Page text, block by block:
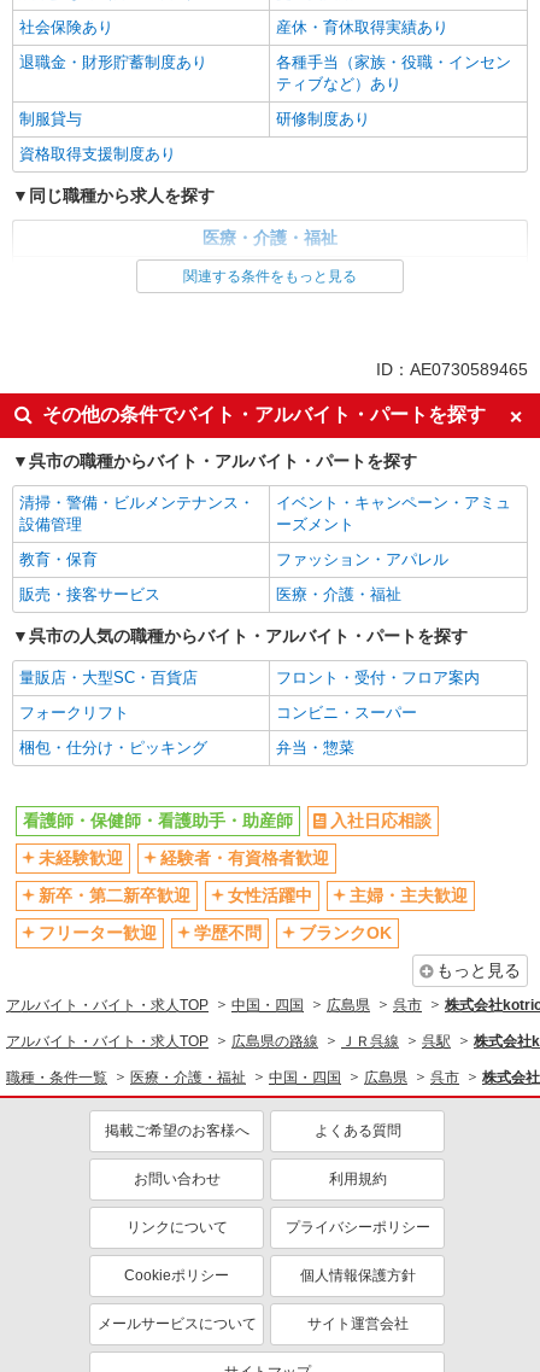
社会保険あり
産休・育休取得実績あり
退職金・財形貯蓄制度あり
各種手当（家族・役職・インセン
ティブなど）あり
制服貸与
研修制度あり
資格取得支援制度あり
同じ職種から求人を探す
医療・介護・福祉
看護師・保健師・看護助手・助産師
ボーナス・賞与あり
車通勤OK
交通費支給
社会保険あり
産休・育休取得実績あり
関連する条件をもっと見る
ID：AE0730589465
その他の条件でバイト・アルバイト・パートを探す
呉市の職種からバイト・アルバイト・パートを探す
清掃・警備・ビルメンテナンス・
設備管理
イベント・キャンペーン・アミュ
ーズメント
教育・保育
ファッション・アパレル
販売・接客サービス
医療・介護・福祉
呉市の人気の職種からバイト・アルバイト・パートを探す
量販店・大型SC・百貨店
フロント・受付・フロア案内
フォークリフト
コンビニ・スーパー
梱包・仕分け・ピッキング
弁当・惣菜
看護師・保健師・看護助手・助産師
入社日応相談
未経験歓迎
経験者・有資格者歓迎
新卒・第二新卒歓迎
女性活躍中
主婦・主夫歓迎
フリーター歓迎
学歴不問
ブランクOK
もっと見る
アルバイト・バイト・求人TOP 中国・四国 広島県 呉市 株式会社
アルバイト・バイト・求人TOP 広島県の路線 ＪＲ呉線 呉駅 株式会社
職種・条件一覧 医療・介護・福祉 中国・四国 広島県 呉市 株式会
掲載ご希望のお客様へ よくある質問
お問い合わせ 利用規約
リンクについて プライバシーポリシー
Cookieポリシー 個人情報保護方針
メールサービスについて サイト運営会社